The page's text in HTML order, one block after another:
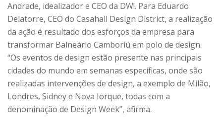
Andrade, idealizador e CEO da DW!. Para Eduardo
Delatorre, CEO do Casahall Design District, a realização
da ação é resultado dos esforços da empresa para
transformar Balneário Camboriú em polo de design.
“Os eventos de design estão presente nas principais
cidades do mundo em semanas específicas, onde são
realizadas intervenções de design, a exemplo de Milão,
Londres, Sidney e Nova Iorque, todas com a
denominação de Design Week”, afirma.